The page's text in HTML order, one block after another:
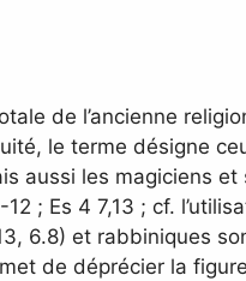
de l’ancienne
le terme désigne
aussi les magiciens
; Es 4 7,13 ; cf.
6.8) et rabbiniques
de déprécier la